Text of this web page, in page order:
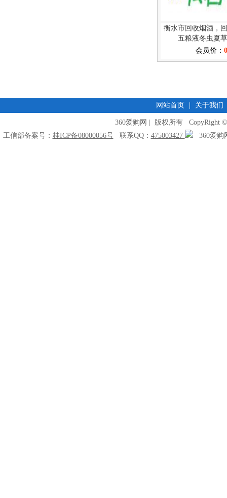
衡水市回收烟酒，
五粮液冬虫夏
会员价：
网站首页 关于我们
360爱购网 | 版权所有 CopyRight ©
工信部备案号： 桂ICP备08000056号联系QQ： 475003427 360爱购